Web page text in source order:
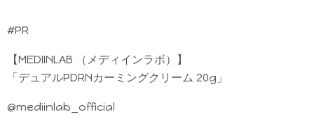
#PR
【MEDIINLAB （メディインラボ）】
「デュアルPDRNカーミングクリーム 20g」
@mediinlab_official